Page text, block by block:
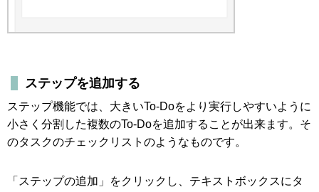
ステップを追加する
ステップ機能では、大きいTo-Doをより実行しやすいように
小さく分割した複数のTo-Doを追加することが出来ます。そ
のタスクのチェックリストのようなものです。
「ステップの追加」をクリックし、テキストボックスにタ